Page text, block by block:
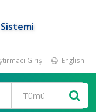
Girişi English